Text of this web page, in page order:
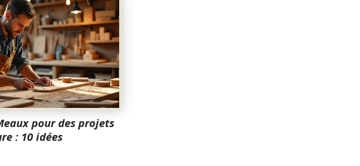
pour des projets
: 10 idées